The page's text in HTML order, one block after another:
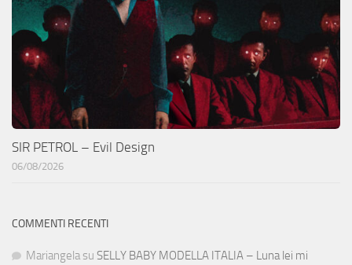
SIR PETROL – Evil Design
06/08/2026
COMMENTI RECENTI
Mariangela su SELLY BABY MODELLA ITALIA – Luna lei mi